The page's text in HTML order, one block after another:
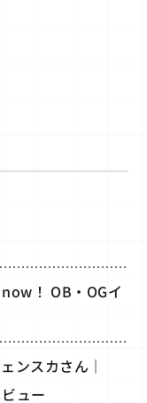
！ OB・OGイ
ンスカさん｜
ュー